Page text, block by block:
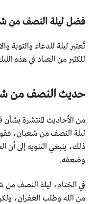
فضل ليلة النصف من
تُعتبر ليلة للدعاء والتوبة
للكثير من العباد في هذه
حديث النصف من
من الأحاديث المنتشرة
ليلة النصف من شعبان،
ذلك، ينبغي التنويه إلى
وضعفه.
في الختام، ليلة النصف
من الله وطلب الغفران،